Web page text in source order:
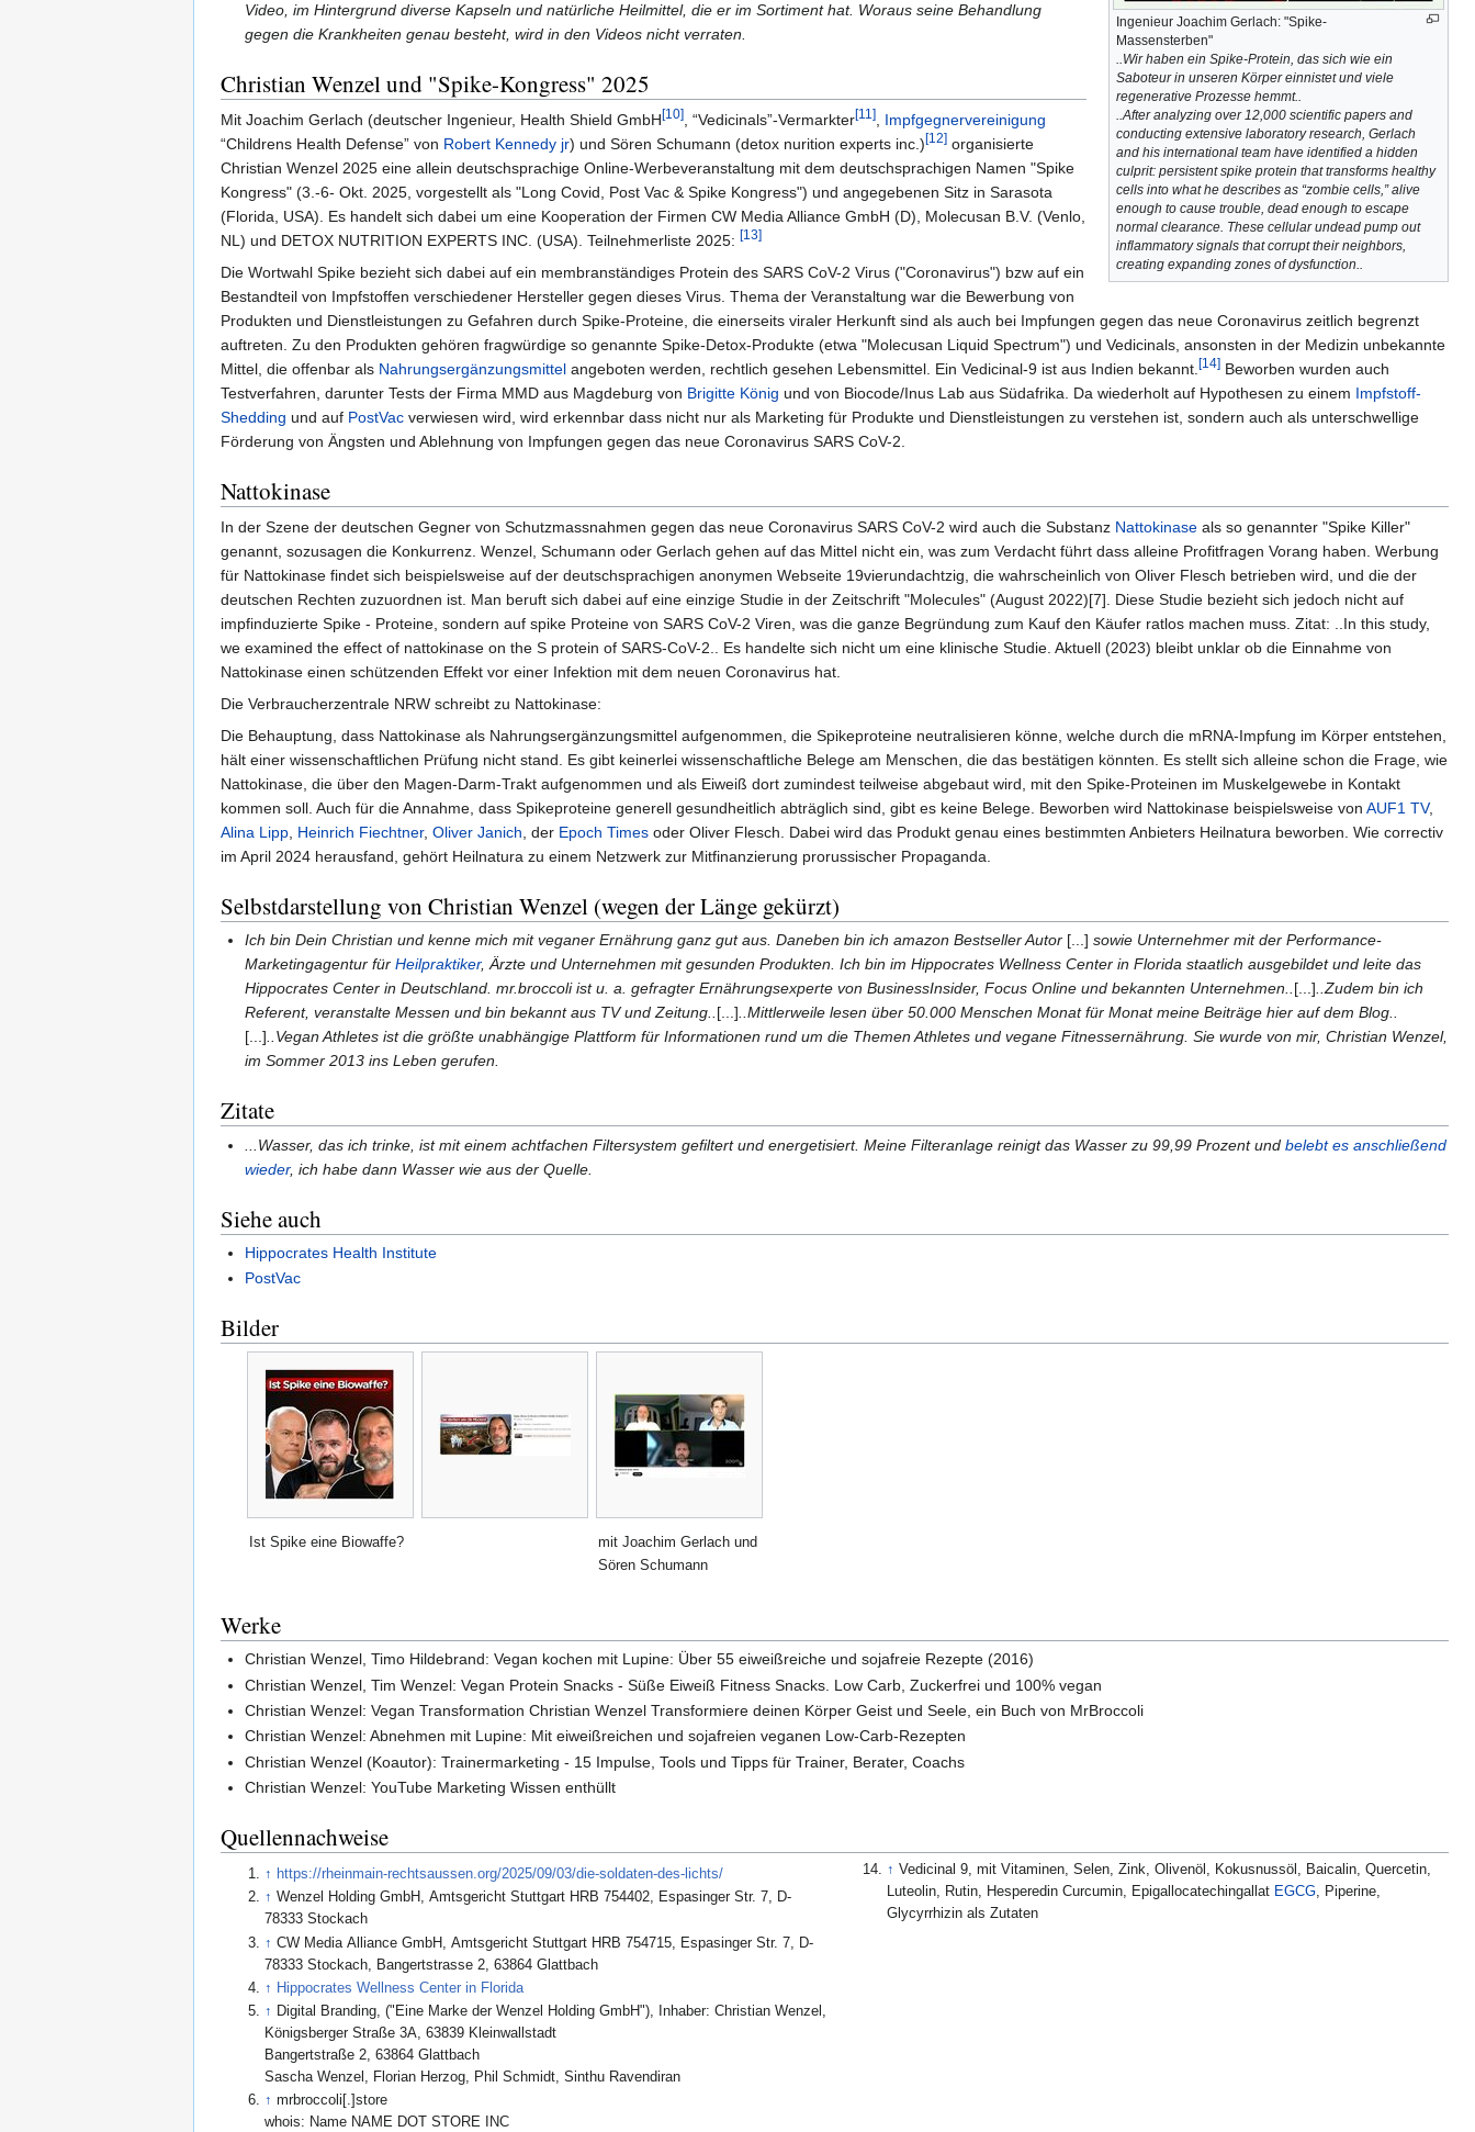
Ingenieur Joachim Gerlach: "Spike-
Massensterben"
..Wir haben ein Spike-Protein, das sich wie ein
Saboteur in unseren Körper einnistet und viele
regenerative Prozesse hemmt..
..After analyzing over 12,000 scientific papers and
conducting extensive laboratory research, Gerlach
and his international team have identified a hidden
culprit: persistent spike protein that transforms healthy
cells into what he describes as “zombie cells,” alive
enough to cause trouble, dead enough to escape
normal clearance. These cellular undead pump out
inflammatory signals that corrupt their neighbors,
creating expanding zones of dysfunction..
Video, im Hintergrund diverse Kapseln und natürliche Heilmittel, die er im Sortiment hat. Woraus seine Behandlung
gegen die Krankheiten genau besteht, wird in den Videos nicht verraten.
Christian Wenzel und "Spike-Kongress" 2025
Mit Joachim Gerlach (deutscher Ingenieur, Health Shield GmbH[10] , “Vedicinals”-Vermarkter[11]
Impfgegnervereinigung
“Childrens Health Defense” von Robert Kennedy jr) und Sören Schumann (detox nurition experts inc.)[12] organisierte
Christian Wenzel 2025 eine allein deutschsprachige Online-Werbeveranstaltung mit dem deutschsprachigen Namen "Spike
Kongress" (3.-6- Okt. 2025, vorgestellt als "Long Covid, Post Vac & Spike Kongress") und angegebenen Sitz in Sarasota
(Florida, USA). Es handelt sich dabei um eine Kooperation der Firmen CW Media Alliance GmbH (D), Molecusan B.V. (Venlo,
NL) und DETOX NUTRITION EXPERTS INC. (USA). Teilnehmerliste 2025: [13]
Die Wortwahl Spike bezieht sich dabei auf ein membranständiges Protein des SARS CoV-2 Virus ("Coronavirus") bzw auf ein
Bestandteil von Impfstoffen verschiedener Hersteller gegen dieses Virus. Thema der Veranstaltung war die Bewerbung von
Produkten und Dienstleistungen zu Gefahren durch Spike-Proteine, die einerseits viraler Herkunft sind als auch bei Impfungen gegen das neue Coronavirus zeitlich begrenzt
auftreten. Zu den Produkten gehören fragwürdige so genannte Spike-Detox-Produkte (etwa "Molecusan Liquid Spectrum") und Vedicinals, ansonsten in der Medizin unbekannte
Mittel, die offenbar als Nahrungsergänzungsmittel angeboten werden, rechtlich gesehen Lebensmittel. Ein Vedicinal-9 ist aus Indien bekannt. [14] Beworben wurden auch
Testverfahren, darunter Tests der Firma MMD aus Magdeburg von Brigitte König und von Biocode/Inus Lab aus Südafrika. Da wiederholt auf Hypothesen zu einem Impfstoff-
Shedding und auf PostVac verwiesen wird, wird erkennbar dass nicht nur als Marketing für Produkte und Dienstleistungen zu verstehen ist, sondern auch als unterschwellige
Förderung von Ängsten und Ablehnung von Impfungen gegen das neue Coronavirus SARS CoV-2.
Nattokinase
In der Szene der deutschen Gegner von Schutzmassnahmen gegen das neue Coronavirus SARS CoV-2 wird auch die Substanz Nattokinase als so genannter "Spike Killer"
genannt, sozusagen die Konkurrenz. Wenzel, Schumann oder Gerlach gehen auf das Mittel nicht ein, was zum Verdacht führt dass alleine Profitfragen Vorang haben. Werbung
für Nattokinase findet sich beispielsweise auf der deutschsprachigen anonymen Webseite 19vierundachtzig, die wahrscheinlich von Oliver Flesch betrieben wird, und die der
deutschen Rechten zuzuordnen ist. Man beruft sich dabei auf eine einzige Studie in der Zeitschrift "Molecules" (August 2022)[7]. Diese Studie bezieht sich jedoch nicht auf
impfinduzierte Spike - Proteine, sondern auf spike Proteine von SARS CoV-2 Viren, was die ganze Begründung zum Kauf den Käufer ratlos machen muss. Zitat: ..In this study,
we examined the effect of nattokinase on the S protein of SARS-CoV-2.. Es handelte sich nicht um eine klinische Studie. Aktuell (2023) bleibt unklar ob die Einnahme von
Nattokinase einen schützenden Effekt vor einer Infektion mit dem neuen Coronavirus hat.
Die Verbraucherzentrale NRW schreibt zu Nattokinase:
Die Behauptung, dass Nattokinase als Nahrungsergänzungsmittel aufgenommen, die Spikeproteine neutralisieren könne, welche durch die mRNA-Impfung im Körper entstehen,
hält einer wissenschaftlichen Prüfung nicht stand. Es gibt keinerlei wissenschaftliche Belege am Menschen, die das bestätigen könnten. Es stellt sich alleine schon die Frage, wie
Nattokinase, die über den Magen-Darm-Trakt aufgenommen und als Eiweiß dort zumindest teilweise abgebaut wird, mit den Spike-Proteinen im Muskelgewebe in Kontakt
kommen soll. Auch für die Annahme, dass Spikeproteine generell gesundheitlich abträglich sind, gibt es keine Belege. Beworben wird Nattokinase beispielsweise von AUF1 TV,
Alina Lipp Heinrich Fiechtner, Oliver Janich , der Epoch Times oder Oliver Flesch. Dabei wird das Produkt genau eines bestimmten Anbieters Heilnatura beworben. Wie correctiv
im April 2024 herausfand, gehört Heilnatura zu einem Netzwerk zur Mitfinanzierung prorussischer Propaganda.
Selbstdarstellung von Christian Wenzel (wegen der Länge gekürzt)
Ich bin Dein Christian und kenne mich mit veganer Ernährung ganz gut aus. Daneben bin ich amazon Bestseller Autor [...] sowie Unternehmer mit der Performance-
Marketingagentur fürHeilpraktiker, Ärzte und Unternehmen mit gesunden Produkten. Ich bin im Hippocrates Wellness Center in Florida staatlich ausgebildet und leite das
Hippocrates Center in Deutschland. mr.broccoli ist u. a. gefragter Ernährungsexperte von BusinessInsider, Focus Online und bekannten Unternehmen..[...]..Zudem bin ich
Referent, veranstalte Messen und bin bekannt aus TV und Zeitung..[...]..Mittlerweile lesen über 50.000 Menschen Monat für Monat meine Beiträge hier auf dem Blog..
[...]..Vegan Athletes ist die größte unabhängige Plattform für Informationen rund um die Themen Athletes und vegane Fitnessernährung. Sie wurde von mir, Christian Wenzel,
im Sommer 2013 ins Leben gerufen.
Zitate
...Wasser, das ich trinke, ist mit einem achtfachen Filtersystem gefiltert und energetisiert. Meine Filteranlage reinigt das Wasser zu 99,99 Prozent undbelebt es anschließend
wieder, ich habe dann Wasser wie aus der Quelle.
Siehe auch
Hippocrates Health Institute
PostVac
Bilder
Ist Spike eine Biowaffe?
mit Joachim Gerlach und
Sören Schumann
Werke
Christian Wenzel, Timo Hildebrand: Vegan kochen mit Lupine: Über 55 eiweißreiche und sojafreie Rezepte (2016)
Christian Wenzel, Tim Wenzel: Vegan Protein Snacks - Süße Eiweiß Fitness Snacks. Low Carb, Zuckerfrei und 100% vegan
Christian Wenzel: Vegan Transformation Christian Wenzel Transformiere deinen Körper Geist und Seele, ein Buch von MrBroccoli
Christian Wenzel: Abnehmen mit Lupine: Mit eiweißreichen und sojafreien veganen Low-Carb-Rezepten
Christian Wenzel (Koautor): Trainermarketing - 15 Impulse, Tools und Tipps für Trainer, Berater, Coachs
Christian Wenzel: YouTube Marketing Wissen enthüllt
Quellennachweise
↑ https://rheinmain-rechtsaussen.org/2025/09/03/die-soldaten-des-lichts/
↑ Wenzel Holding GmbH, Amtsgericht Stuttgart HRB 754402, Espasinger Str. 7, D-
78333 Stockach
↑ CW Media Alliance GmbH, Amtsgericht Stuttgart HRB 754715, Espasinger Str. 7, D-
78333 Stockach, Bangertstrasse 2, 63864 Glattbach
↑ Hippocrates Wellness Center in Florida
↑ Digital Branding, ("Eine Marke der Wenzel Holding GmbH"), Inhaber: Christian Wenzel,
Königsberger Straße 3A, 63839 Kleinwallstadt
Bangertstraße 2, 63864 Glattbach
Sascha Wenzel, Florian Herzog, Phil Schmidt, Sinthu Ravendiran
↑ mrbroccoli[.]store
whois: Name NAME DOT STORE INC
↑ Vedicinal 9, mit Vitaminen, Selen, Zink, Olivenöl, Kokusnussöl, Baicalin, Quercetin,
Luteolin, Rutin, Hesperedin Curcumin, Epigallocatechingallat EGCG, Piperine,
Glycyrrhizin als Zutaten